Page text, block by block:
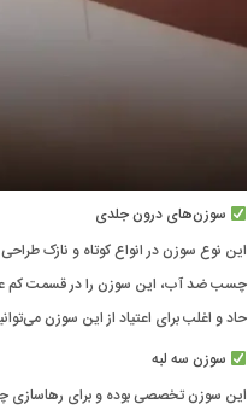
سوزن‌های درون جلدی
این نوع سوزن در انواع کوتاه و نازک
حاد و اغلب برای اعتیاد از این سوزن
سوزن سه لبه
این سوزن تخصصی بوده و برای رهاسازی